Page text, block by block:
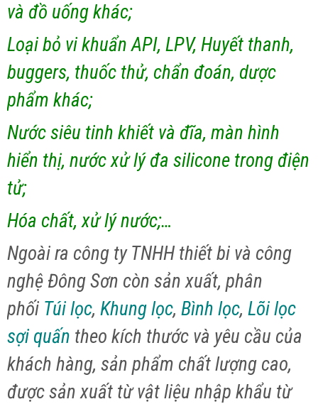
và đồ uống khác;
Loại bỏ vi khuẩn API, LPV, Huyết thanh,
buggers, thuốc thử, chẩn đoán, dược
phẩm khác;
Nước siêu tinh khiết và đĩa, màn hình
hiển thị, nước xử lý đa silicone trong điện
tử;
Hóa chất, xử lý nước;…
Ngoài ra công ty TNHH thiết bi và công
nghệ Đông Sơn còn sản xuất, phân
phối Túi lọc, Khung lọc, Bình lọc, Lõi lọc
sợi quấn theo kích thước và yêu cầu của
khách hàng, sản phẩm chất lượng cao,
được sản xuất từ vật liệu nhập khẩu từ